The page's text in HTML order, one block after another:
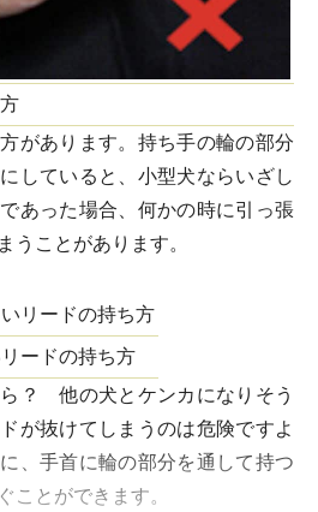
があります。持ち手の輪の部分
していると、小型犬ならいざし
あった場合、何かの時に引っ張
うことがあります。
ードの持ち方
？ 他の犬とケンカになりそう
が抜けてしまうのは危険ですよ
、手首に輪の部分を通して持つ
ことができます。